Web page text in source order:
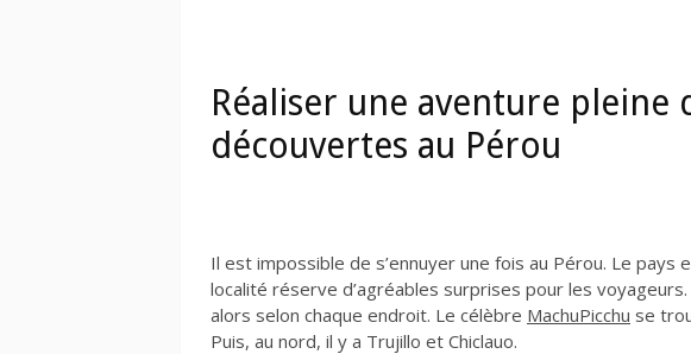
Réaliser une aventure pleine
découvertes au Pérou
Il est impossible de s’ennuyer une fois au Pérou. Le
localité réserve d’agréables surprises pour les
alors selon chaque endroit. Le célèbre MachuPicchu se
Puis, au nord, il y a Trujillo et Chiclauo.